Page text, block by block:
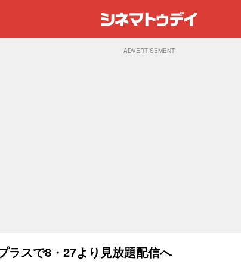
ADVERTISEMENT
ラスで8・27より見放題配信へ